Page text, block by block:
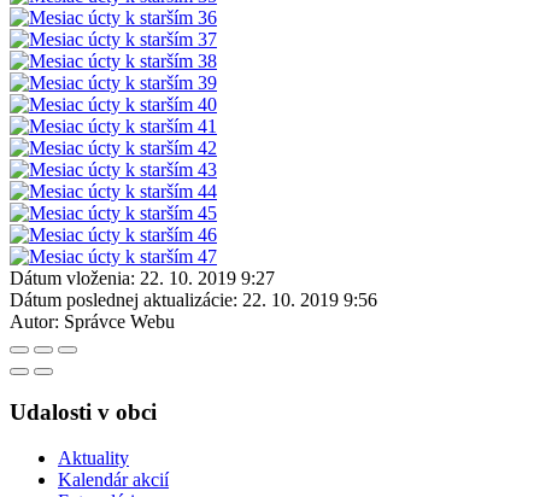
Dátum vloženia: 22. 10. 2019 9:27
Dátum poslednej aktualizácie: 22. 10. 2019 9:56
Autor: Správce Webu
Udalosti v obci
Aktuality
Kalendár akcií